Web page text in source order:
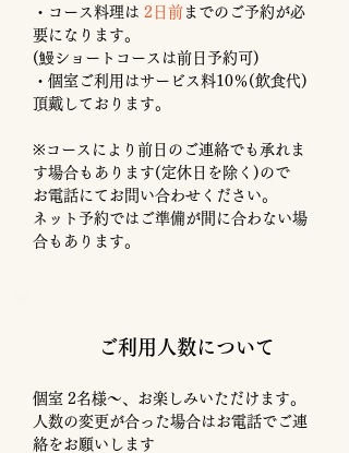
・コース料理は 2日前 までのご予約が必
要になります。
​(鰻ショートコースは前日予約可)
​・個室ご利用はサービス料10％(飲食代)
頂戴しております。
※コースにより前日のご連絡でも承れま
す場合もあります(定休日を除く)ので
お電話にてお問い合わせください。
​ネット予約ではご準備が間に合わない場
合もあります。
ご利用人数について
個室 2名様〜、お楽しみいただけます。
​人数の変更が合った場合はお電話でご連
絡をお願いします